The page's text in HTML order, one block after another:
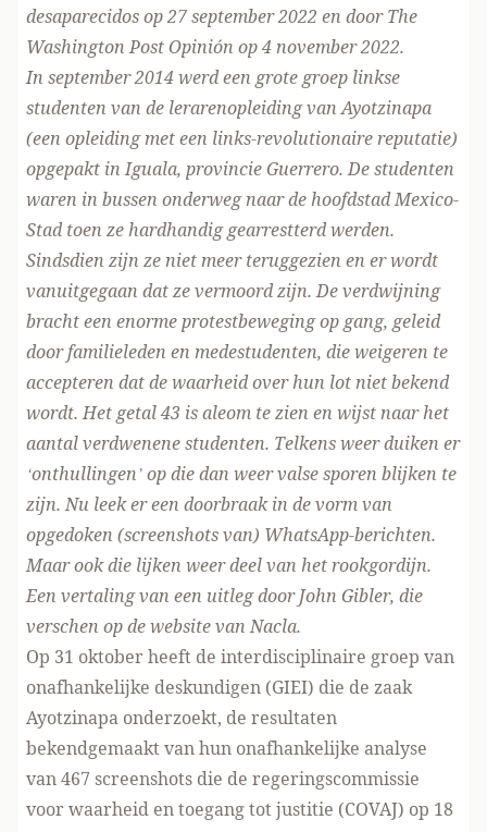
desaparecidosop 27 september 2022 en doorThe
Washington Post Opinión op 4 november 2022.
In september 2014 werd een grote groep linkse
studenten van de lerarenopleiding van Ayotzinapa
(een opleiding met een links-revolutionaire reputatie)
opgepakt in Iguala, provincie Guerrero. De studenten
waren in bussen onderweg naar de hoofdstad Mexico-
Stad toen ze hardhandig gearrestterd werden.
Sindsdien zijn ze niet meer teruggezien en er wordt
vanuitgegaan dat ze vermoord zijn. De verdwijning
bracht een enorme protestbeweging op gang, geleid
door familieleden en medestudenten, die weigeren te
accepteren dat de waarheid over hun lot niet bekend
wordt. Het getal 43 is aleom te zien en wijst naar het
aantal verdwenene studenten. Telkens weer duiken er
‘onthullingen’ op die dan weer valse sporen blijken te
zijn. Nu leek er een doorbraak in de vorm van
opgedoken (screenshots van) WhatsApp-berichten.
Maar ook die lijken weer deel van het rookgordijn.
Een vertaling van een uitleg door John Gibler, die
verschen op de website van Nacla.
Op 31 oktober heeft de interdisciplinaire groep van
onafhankelijke deskundigen (GIEI) die de zaak
Ayotzinapa onderzoekt, de resultaten
bekendgemaakt van hun onafhankelijke analyse
van 467 screenshots die de regeringscommissie
voor waarheid en toegang tot justitie (COVAJ) op 18